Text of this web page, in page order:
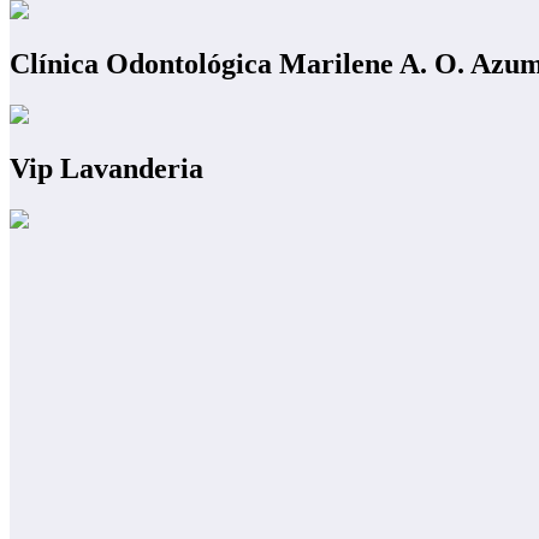
Clínica Odontológica Marilene A. O.
Vip Lavanderia